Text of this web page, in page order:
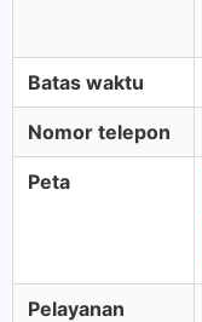
Batas waktu
Nomor telepon
Peta
Pelayanan